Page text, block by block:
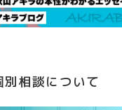
別相談について